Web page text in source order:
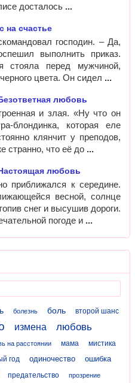
досталось
на счастье
господин. – Да,
выполнить приказ.
стояла перед мужчиной,
цвета. Он сидел
любовь
и злая. «Ну что он
блондинка, которая еле
клянчит у преподов,
странно, что её до
любовь
приближался к середине.
весной, солнце
снег и высушив дороги.
погоде и
болезнь боль второй шанс
измена любовь
на расстоянии мама
мистика
год одиночество
ошибка
предательство прозрение